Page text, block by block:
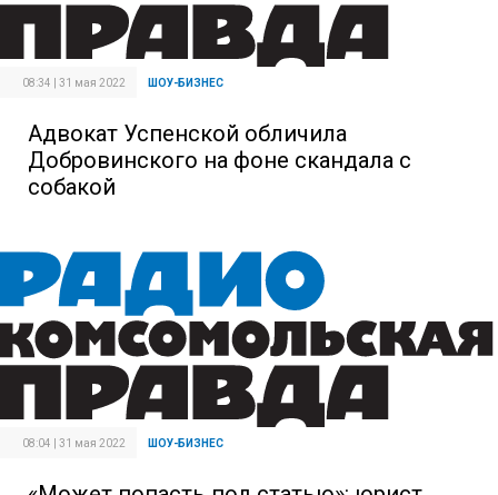
08:34 | 31 мая 2022 ШОУ-БИЗНЕС
Адвокат Успенской обличила
Добровинского на фоне скандала с
собакой
08:04 | 31 мая 2022 ШОУ-БИЗНЕС